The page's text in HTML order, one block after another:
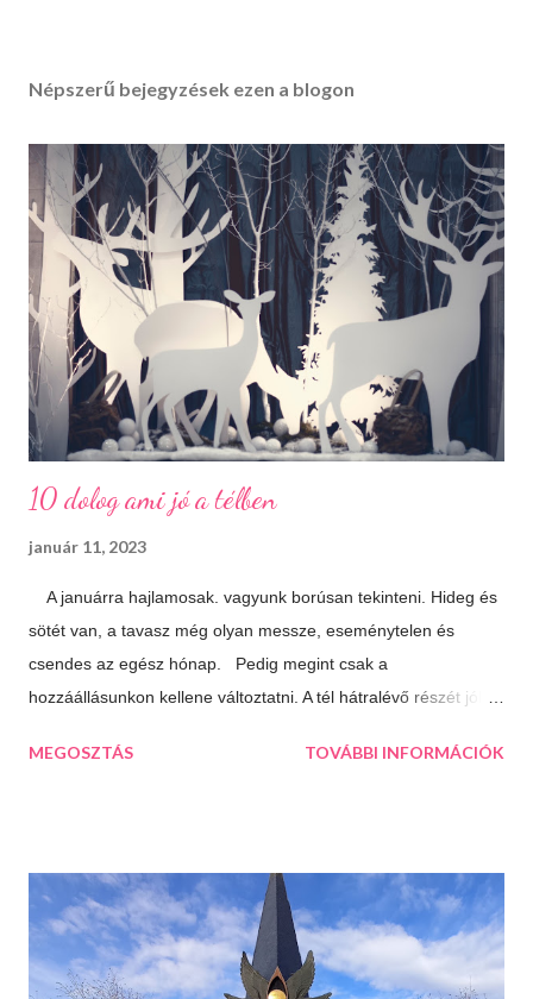
Népszerű bejegyzések ezen a blogon
10 dolog ami jó a télben
január 11, 2023
A januárra hajlamosak. vagyunk borúsan tekinteni. Hideg és
sötét van, a tavasz még olyan messze, eseménytelen és
csendes az egész hónap. Pedig megint csak a
hozzáállásunkon kellene változtatni. A tél hátralévő részét jól is
ami jó a télben: Végtelen mozizós estek Hamar sötétedik, ha
már nem gyakran esik a hó, de korizni akkor is lehet, minden
másért meg irány a Kékes, Dobogókő vagy Eplény. Sűrű
krémlevesek Van abban valami megnyugtató amikor az ember
MEGOSZTÁS TOVÁBBI INFORMÁCIÓK